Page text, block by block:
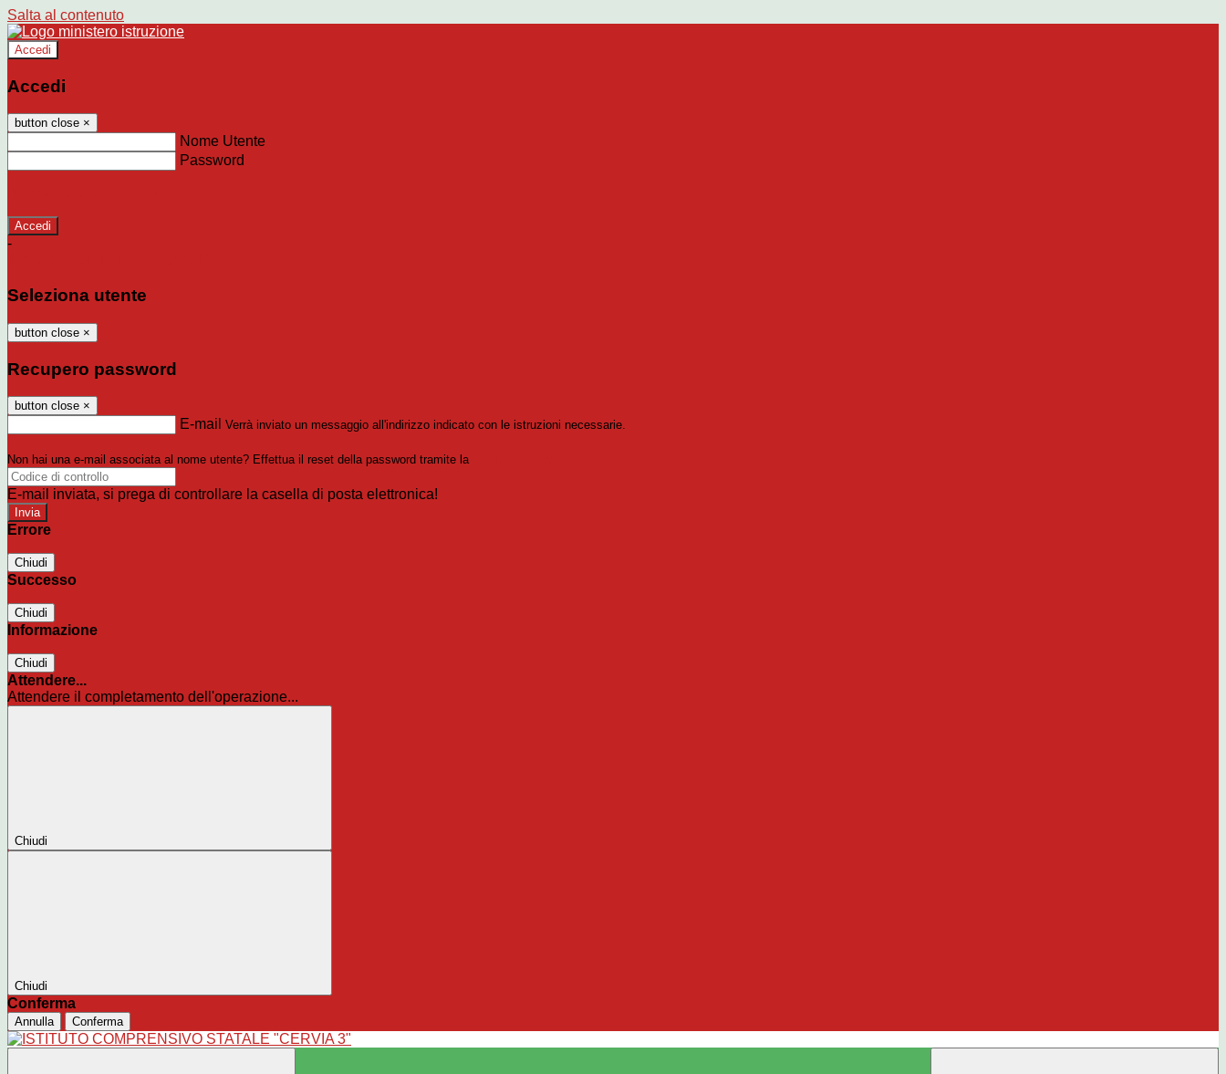
Salta al contenuto
Accedi
Accedi
button close ×
Nome Utente
Password
-
Seleziona utente
button close ×
Recupero password
button close ×
E-mail Verrà inviato un messaggio all'indirizzo indicato con le istruzioni necessarie.
Non hai una e-mail associata al nome utente? Effettua il reset della password tramite la
E-mail inviata, si prega di controllare la casella di posta elettronica!
Errore
Chiudi
Successo
Chiudi
Informazione
Chiudi
Attendere...
Attendere il completamento dell'operazione...
Chiudi
Chiudi
Conferma
Annulla Conferma